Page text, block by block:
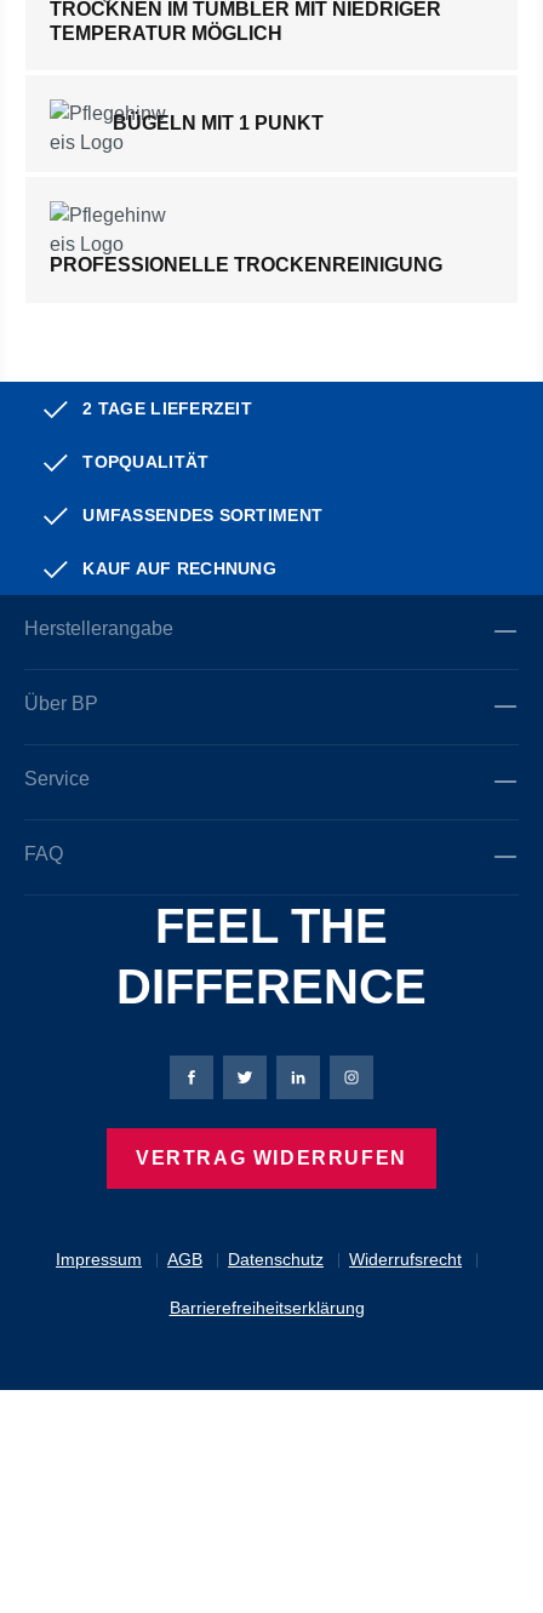
TROCKNEN IM TUMBLER MIT NIEDRIGER
TEMPERATUR MÖGLICH
BÜGELN MIT 1 PUNKT
PROFESSIONELLE TROCKENREINIGUNG
2 TAGE LIEFERZEIT
TOPQUALITÄT
UMFASSENDES SORTIMENT
KAUF AUF RECHNUNG
Herstellerangabe
Über BP
Service
FAQ
FEEL THE
DIFFERENCE
Impressum AGB Datenschutz Widerrufsrecht
Barrierefreiheitserklärung
Bierbaum-Proenen Facebook-Seite
Bierbaum-Proenen Twitter Seite
Bierbaum-Proenen LinkedIn
Bierbaum-Proenen
VERTRAG WIDERRUFEN